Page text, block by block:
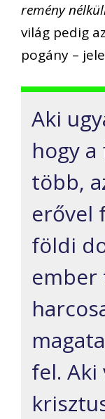
remény
világ pedig
pogány –
Aki
hogy
több,
erővel
földi
ember
fel. Aki